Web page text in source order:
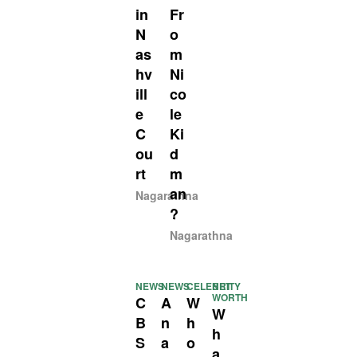
in
N
as
hv
ill
e
C
ou
rt
Nagarathna
Fr
o
m
Ni
co
le
Ki
d
m
an
?
Nagarathna
NEWS
C
B
S
NEWS
A
n
a
CELEBRITY
W
h
o
NET
WORTH
W
h